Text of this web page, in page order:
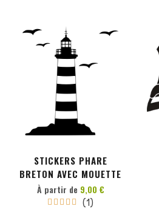
STICKERS PHARE
BRETON AVEC MOUETTE
     (1)
PERSONNALISER
À partir de 9,00 €